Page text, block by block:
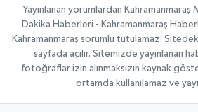
Yayınlanan yorumlardan
Dakika Haberleri - Kahramanmaraş
Kahramanmaraş sorumlu tutulamaz.
sayfada açılır. Sitemizde yayınlanan
fotoğraflar izin alınmaksızın kaynak
ortamda kullanılamaz ve